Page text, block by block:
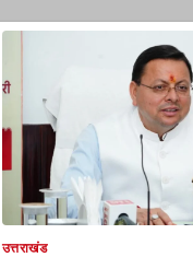
उत्तराखंड